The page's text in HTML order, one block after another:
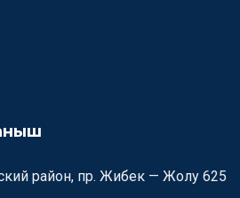
район, пр. Жибек — Жолу 625